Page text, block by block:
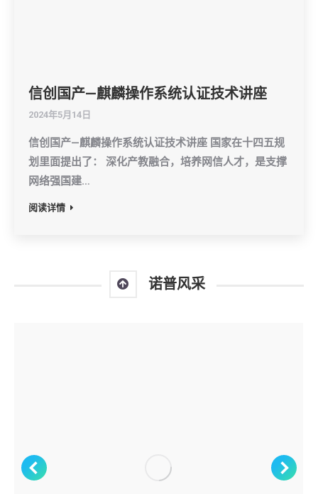
信创国产—麒麟操作系统认证技术讲座
2024年5月14日
信创国产—麒麟操作系统认证技术讲座 国家在十四五规
划里面提出了： 深化产教融合，培养网信人才，是支撑
网络强国建…
阅读详情
诺普风采